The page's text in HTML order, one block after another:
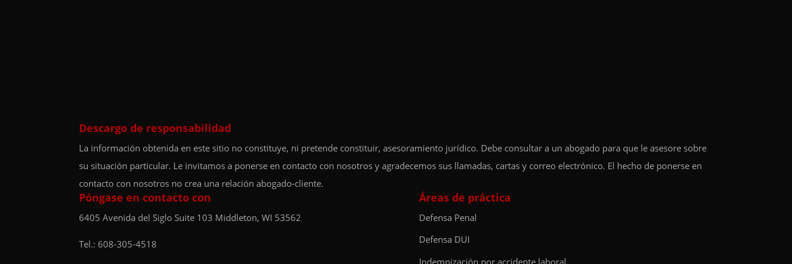
Descargo de responsabilidad
La información obtenida en este sitio no constituye, ni pretende constituir, asesoramiento jurídico. Debe consultar a un abogado para que le asesore sobre
su situación particular. Le invitamos a ponerse en contacto con nosotros y agradecemos sus llamadas, cartas y correo electrónico. El hecho de ponerse en
contacto con nosotros no crea una relación abogado-cliente.
Póngase en contacto con
6405 Avenida del Siglo Suite 103 Middleton, WI 53562
Tel.: 608-305-4518
Áreas de práctica
Defensa Penal
Defensa DUI
Indemnización por accidente laboral